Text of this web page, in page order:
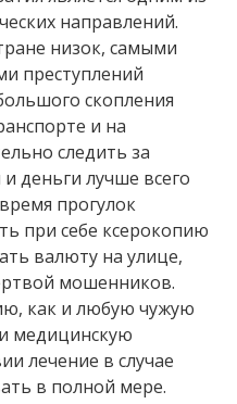
направлений.
низок, самыми
преступлений
скопления
и на
следить за
деньги лучше всего
прогулок
при себе ксерокопию
валюту на улице,
мошенников.
как и любую чужую
медицинскую
лечение в случае
в полной мере.